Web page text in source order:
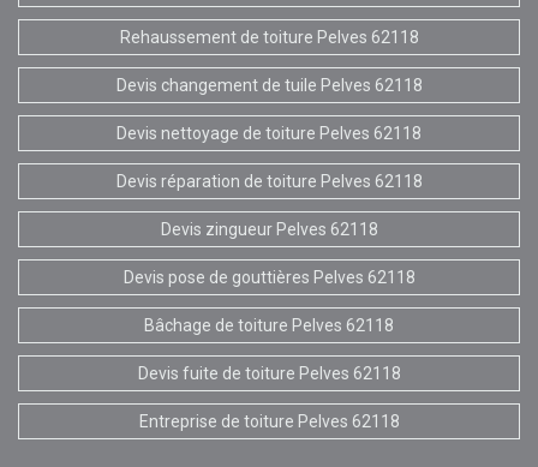
Rehaussement de toiture Pelves 62118
Devis changement de tuile Pelves 62118
Devis nettoyage de toiture Pelves 62118
Devis réparation de toiture Pelves 62118
Devis zingueur Pelves 62118
Devis pose de gouttières Pelves 62118
Bâchage de toiture Pelves 62118
Devis fuite de toiture Pelves 62118
Entreprise de toiture Pelves 62118